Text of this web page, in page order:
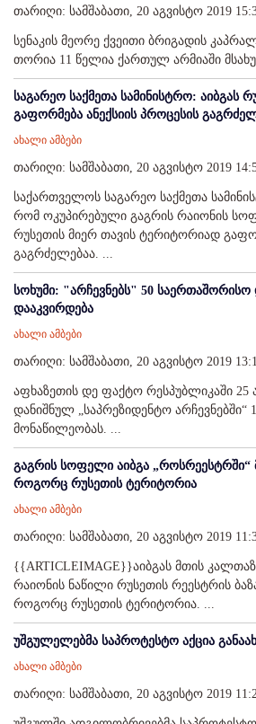
თარიღი: სამშაბათი, 20 აგვისტო 2019
სენაკის მეორე ქვეითი ბრიგადის
თორია 11 წელია ქართულ არმიაში
საგარეო საქმეთა სამინისტრო: აიბგას
გაფორმება ანექსიის პროცესის
ახალი ამბები
თარიღი: სამშაბათი, 20 აგვისტო 2019
საქართველოს საგარეო საქმეთა
რომ ოკუპირებული გაგრის რაიონის
რუსეთის მიერ თავის ტერიტორიად
გაგრძელებაა. ...
სოხუმი: "არჩევნებს" 50 საერთაშორისო
დააკვირდება
ახალი ამბები
თარიღი: სამშაბათი, 20 აგვისტო 2019
აფხაზეთის დე ფაქტო რესპუბლიკაში 25
დანიშნულ „საპრეზიდენტო არჩევნებში“
მონაწილეობას. ...
გაგრის სოფელი აიბგა „როსრეესტრში“
როგორც რუსეთის ტერიტორია
ახალი ამბები
თარიღი: სამშაბათი, 20 აგვისტო 2019
{{ARTICLEIMAGE}}აიბგას მთის
რაიონის ნაწილი რუსეთის რეესტრის
როგორც რუსეთის ტერიტორია. ...
უშგულელებმა საპროტესტო აქცია
ახალი ამბები
თარიღი: სამშაბათი, 20 აგვისტო 2019